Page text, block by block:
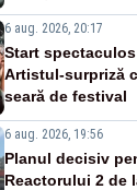
6 aug. 2026, 20:17
Start spectaculos
Artistul-surpriză
seară de festival
6 aug. 2026, 19:56
Planul decisiv
Reactorului 2 de